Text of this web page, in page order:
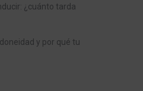
¿cuánto tarda
y por qué tu